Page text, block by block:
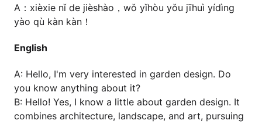
A：xièxie nǐ de jièshào，wǒ yǐhòu yǒu jīhuì yídìng
yào qù kàn kàn！
English
A: Hello, I'm very interested in garden design. Do
you know anything about it?
B: Hello! Yes, I know a little about garden design. It
combines architecture, landscape, and art, pursuing